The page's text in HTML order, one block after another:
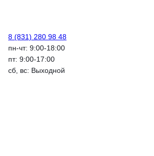
8 (831) 280 98 48
пн-чт: 9:00-18:00
пт: 9:00-17:00
сб, вс: Выходной